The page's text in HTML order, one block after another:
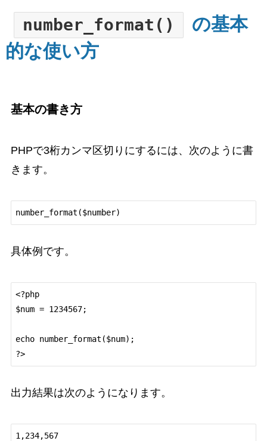
number_format()
の基本
的な使い方
基本の書き方
PHPで3桁カンマ区切りにするには、次のように書
きます。
具体例です。
<?php
$num = 1234567;
echo number_format($num);
?>
出力結果は次のようになります。
1,234,567